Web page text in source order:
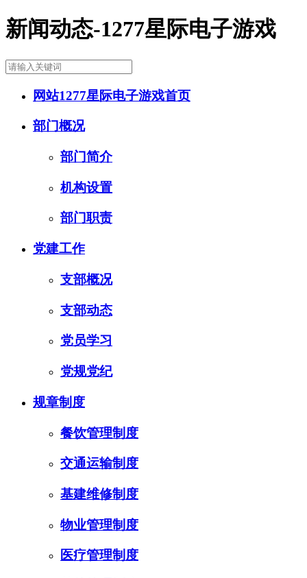
新闻动态-1277星际电子游戏
网站1277星际电子游戏首页
部门概况
部门简介
机构设置
部门职责
党建工作
支部概况
支部动态
党员学习
党规党纪
规章制度
餐饮管理制度
交通运输制度
基建维修制度
物业管理制度
医疗管理制度